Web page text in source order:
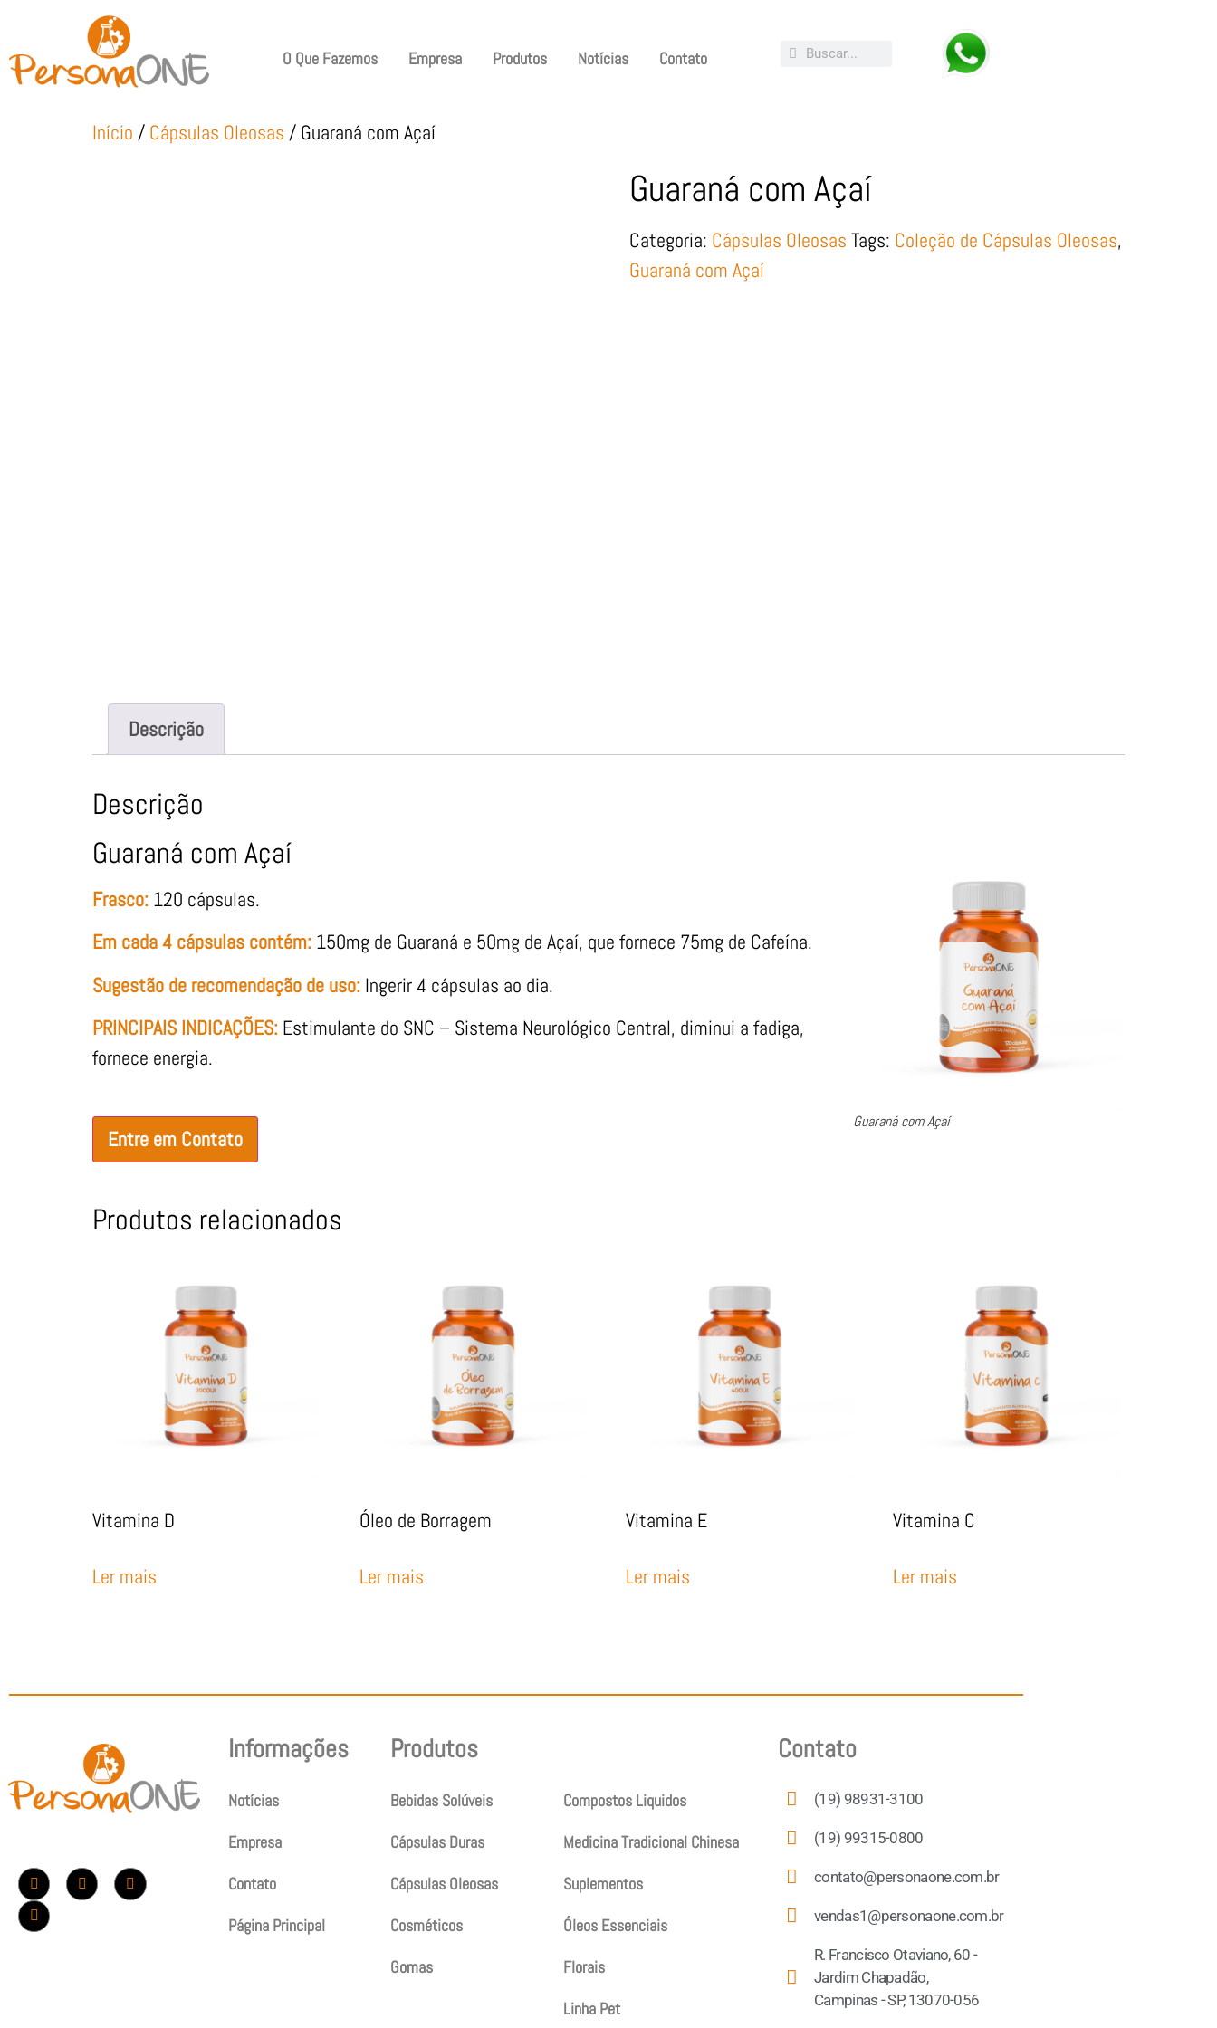
O Que Fazemos Empresa Produtos Notícias Contato
Início / Cápsulas Oleosas / Guaraná com Açaí
Guaraná com Açaí
Categoria: Cápsulas Oleosas Tags: Coleção de Cápsulas Oleosas,
Guaraná com Açaí
Descrição
Descrição
Guaraná com Açaí
Guaraná com Açaí
Frasco: 120 cápsulas.
Em cada 4 cápsulas contém: 150mg de Guaraná e 50mg de Açaí, que fornece 75mg de Cafeína.
Sugestão de recomendação de uso: Ingerir 4 cápsulas ao dia.
PRINCIPAIS INDICAÇÕES: Estimulante do SNC – Sistema Neurológico Central, diminui a fadiga,
fornece energia.
Entre em Contato
Produtos relacionados
Vitamina D
Ler mais
Óleo de Borragem
Ler mais
Vitamina E
Ler mais
Vitamina C
Ler mais
Informações
Notícias
Empresa
Contato
Página Principal
Produtos
Bebidas Solúveis
Cápsulas Duras
Cápsulas Oleosas
Cosméticos
Gomas
Compostos Liquidos
Medicina Tradicional Chinesa
Suplementos
Óleos Essenciais
Florais
Linha Pet
Contato
(19) 98931-3100
(19) 99315-0800
contato@personaone.com.br
vendas1@personaone.com.br
R. Francisco Otaviano, 60 -
Jardim Chapadão,
Campinas - SP, 13070-056